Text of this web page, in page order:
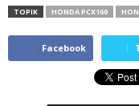
TOPIK HONDA PCX160
Facebook